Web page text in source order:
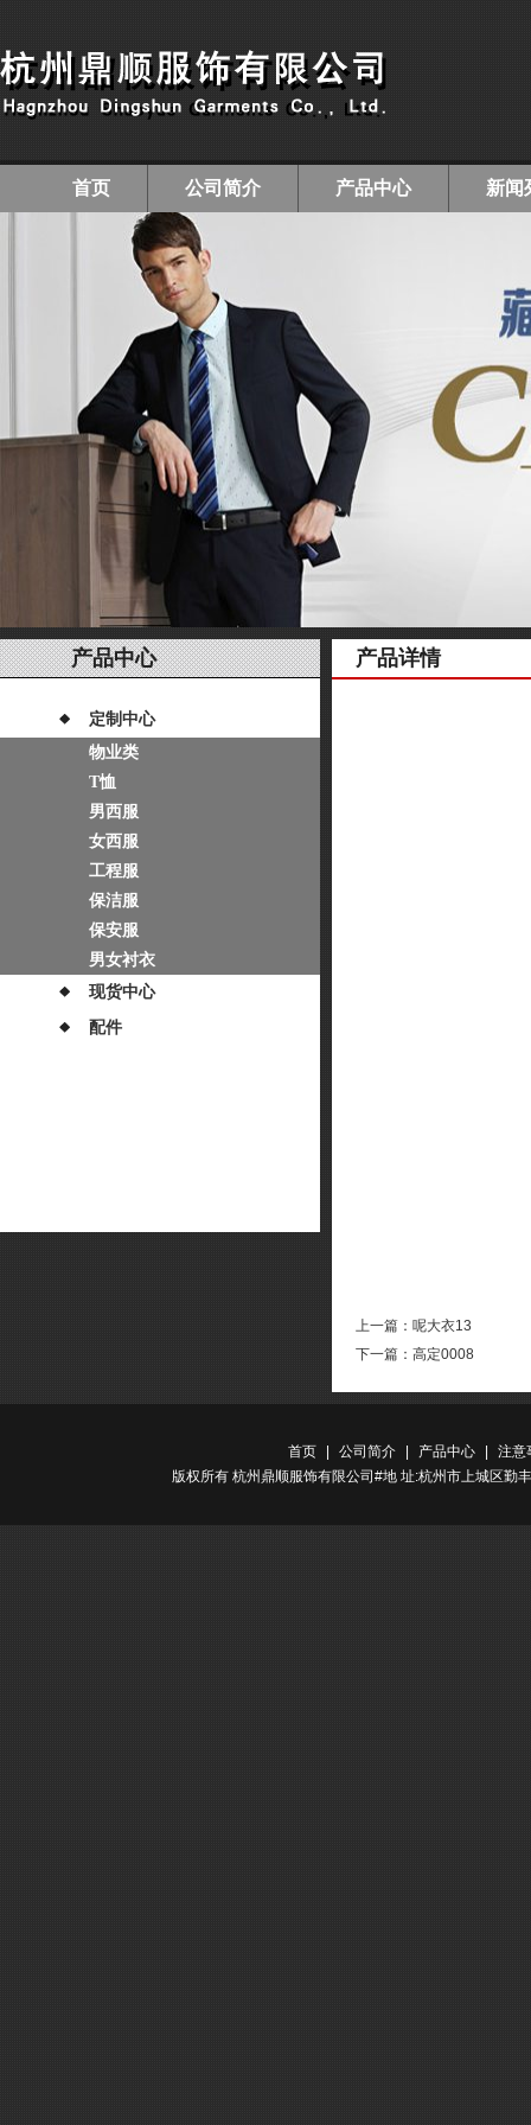
首页 公司简介 产品中心 新闻
产品中心
定制中心
物业类
T恤
男西服
女西服
工程服
保洁服
保安服
男女衬衣
现货中心
配件
产品详情
上一篇： 呢大衣13
下一篇： 高定0008
首页 公司简介 产品中心
注意
版权所有 杭州鼎顺服饰有限公司#地 址:杭州市上城区